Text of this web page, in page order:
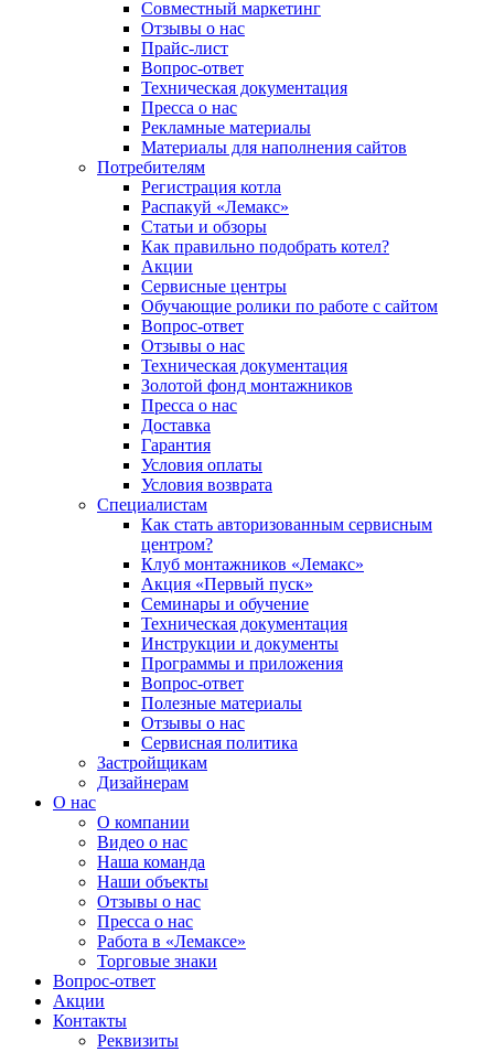
Совместный маркетинг
Отзывы о нас
Прайс-лист
Вопрос-ответ
Техническая документация
Пресса о нас
Рекламные материалы
Материалы для наполнения сайтов
Потребителям
Регистрация котла
Распакуй «Лемакс»
Статьи и обзоры
Как правильно подобрать котел?
Акции
Сервисные центры
Обучающие ролики по работе с сайтом
Вопрос-ответ
Отзывы о нас
Техническая документация
Золотой фонд монтажников
Пресса о нас
Доставка
Гарантия
Условия оплаты
Условия возврата
Специалистам
Как стать авторизованным сервисным
центром?
Клуб монтажников «Лемакс»
Акция «Первый пуск»
Семинары и обучение
Техническая документация
Инструкции и документы
Программы и приложения
Вопрос-ответ
Полезные материалы
Отзывы о нас
Сервисная политика
Застройщикам
Дизайнерам
О нас
О компании
Видео о нас
Наша команда
Наши объекты
Отзывы о нас
Пресса о нас
Работа в «Лемаксе»
Торговые знаки
Вопрос-ответ
Акции
Контакты
Реквизиты